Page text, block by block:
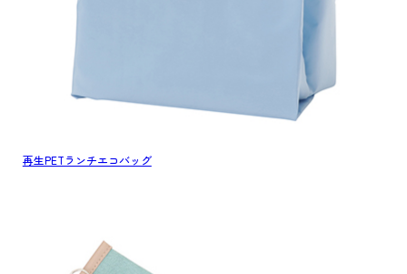
再生PETランチエコバッグ